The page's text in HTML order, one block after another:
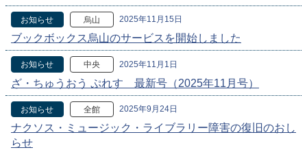
お知らせ 烏山 2025年11月15日
ブックボックス烏山のサービスを開始しました
お知らせ 中央 2025年11月1日
ざ・ちゅうおう ぷれす 最新号（2025年11月号）
お知らせ 全館 2025年9月24日
ナクソス・ミュージック・ライブラリー障害の復旧のおし
らせ